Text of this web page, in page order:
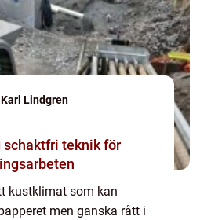
Karl Lindgren
kustklimat som kan
men ganska rått i